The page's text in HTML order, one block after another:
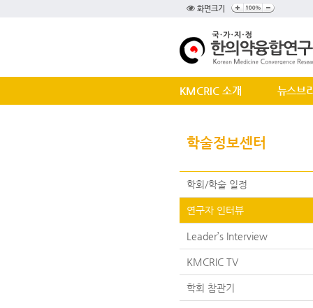
화면크기
KMCRIC 소개 뉴스브
학술정보센터
학회/학술 일정
연구자 인터뷰
Leader’s Interview
KMCRIC TV
학회 참관기